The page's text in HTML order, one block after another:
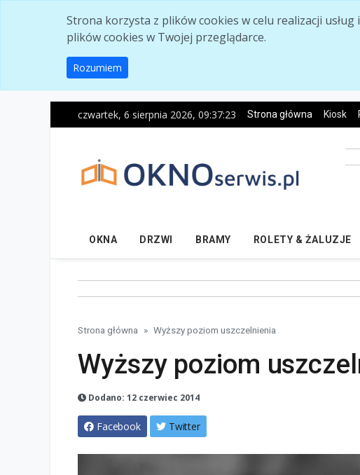
Strona korzysta z plików cookies w celu realizacji
plików cookies w Twojej przeglądarce.
Rozumiem
czwartek, 6 sierpnia 2026, 09:37:25 Strona główna Kiosk
OKNA DRZWI BRAMY ROLETY & ŻALUZJE
Strona główna Wyższy poziom uszczelnienia
Wyższy poziom
Dodano: 12 czerwiec 2014
Facebook Twitter